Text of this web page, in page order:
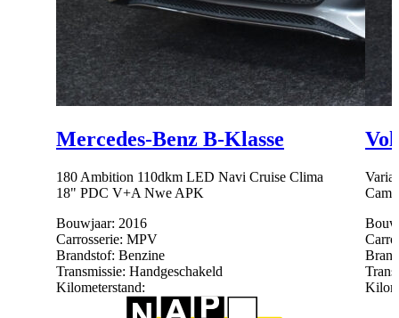
Mercedes-Benz B-Klasse
180 Ambition 110dkm LED Navi Cruise Clima
18" PDC V+A Nwe APK
Bouwjaar: 2016
Carrosserie: MPV
Brandstof: Benzine
Transmissie: Handgeschakeld
Kilometerstand: